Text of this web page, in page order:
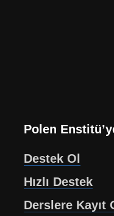
Polen
Destek Ol
Hızlı Destek
Derslere Kayıt